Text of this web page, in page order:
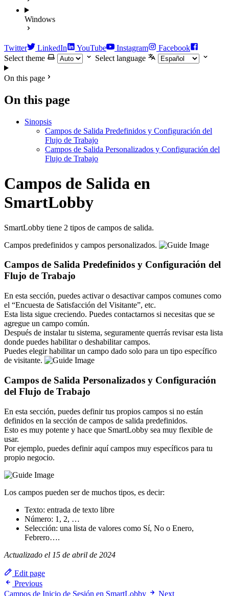
Windows
Twitter LinkedIn YouTube Instagram
Facebook
Select theme
Select language
On this page
On this page
Sinopsis
Campos de Salida Predefinidos y Configuración del
Flujo de Trabajo
Campos de Salida Personalizados y Configuración del
Flujo de Trabajo
Campos de Salida en
SmartLobby
SmartLobby tiene 2 tipos de campos de salida.
Campos predefinidos y campos personalizados.
Campos de Salida Predefinidos y Configuración del
Flujo de Trabajo
En esta sección, puedes activar o desactivar campos comunes como
el “Encuesta de Satisfacción del Visitante”, etc.
Esta lista sigue creciendo. Puedes contactarnos si necesitas que se
agregue un campo común.
Después de instalar tu sistema, seguramente querrás revisar esta lista
donde puedes habilitar o deshabilitar campos.
Puedes elegir habilitar un campo dado solo para un tipo específico
de visitante.
Campos de Salida Personalizados y Configuración
del Flujo de Trabajo
En esta sección, puedes definir tus propios campos si no están
definidos en la sección de campos de salida predefinidos.
Esto es muy potente y hace que SmartLobby sea muy flexible de
usar.
Por ejemplo, puedes definir aquí campos muy específicos para tu
propio negocio.
Los campos pueden ser de muchos tipos, es decir:
Texto: entrada de texto libre
Número: 1, 2, …
Selección: una lista de valores como Sí, No o Enero,
Febrero….
Actualizado el 15 de abril de 2024
Edit page
Previous
Campos de Inicio de Sesión en SmartLobby
Next